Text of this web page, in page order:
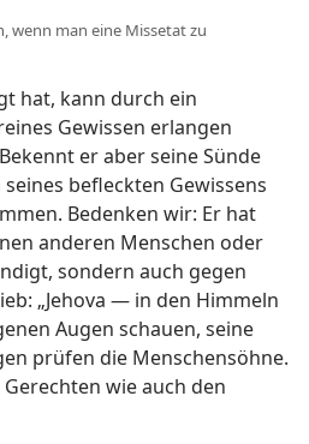
wenn man eine Missetat zu
hat, kann durch ein
Gewissen erlangen
er aber seine Sünde
befleckten Gewissens
Bedenken wir: Er hat
anderen Menschen oder
sondern auch gegen
„Jehova — in den Himmeln
Augen schauen, seine
prüfen die Menschensöhne.
wie auch den